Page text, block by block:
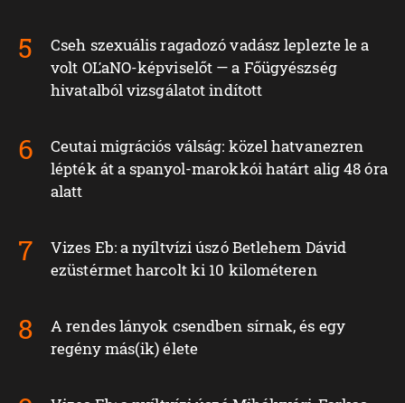
Cseh szexuális ragadozó vadász leplezte le a
volt OĽaNO-képviselőt — a Főügyészség
hivatalból vizsgálatot indított
Ceutai migrációs válság: közel hatvanezren
lépték át a spanyol-marokkói határt alig 48 óra
alatt
Vizes Eb: a nyíltvízi úszó Betlehem Dávid
ezüstérmet harcolt ki 10 kilométeren
A rendes lányok csendben sírnak, és egy
regény más(ik) élete